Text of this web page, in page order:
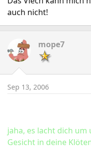
auch nicht!
mope7
Sep 13, 2006
jaha, es lacht dich
Gesicht in deine